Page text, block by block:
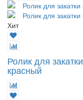
Хит
Ролик для
красный